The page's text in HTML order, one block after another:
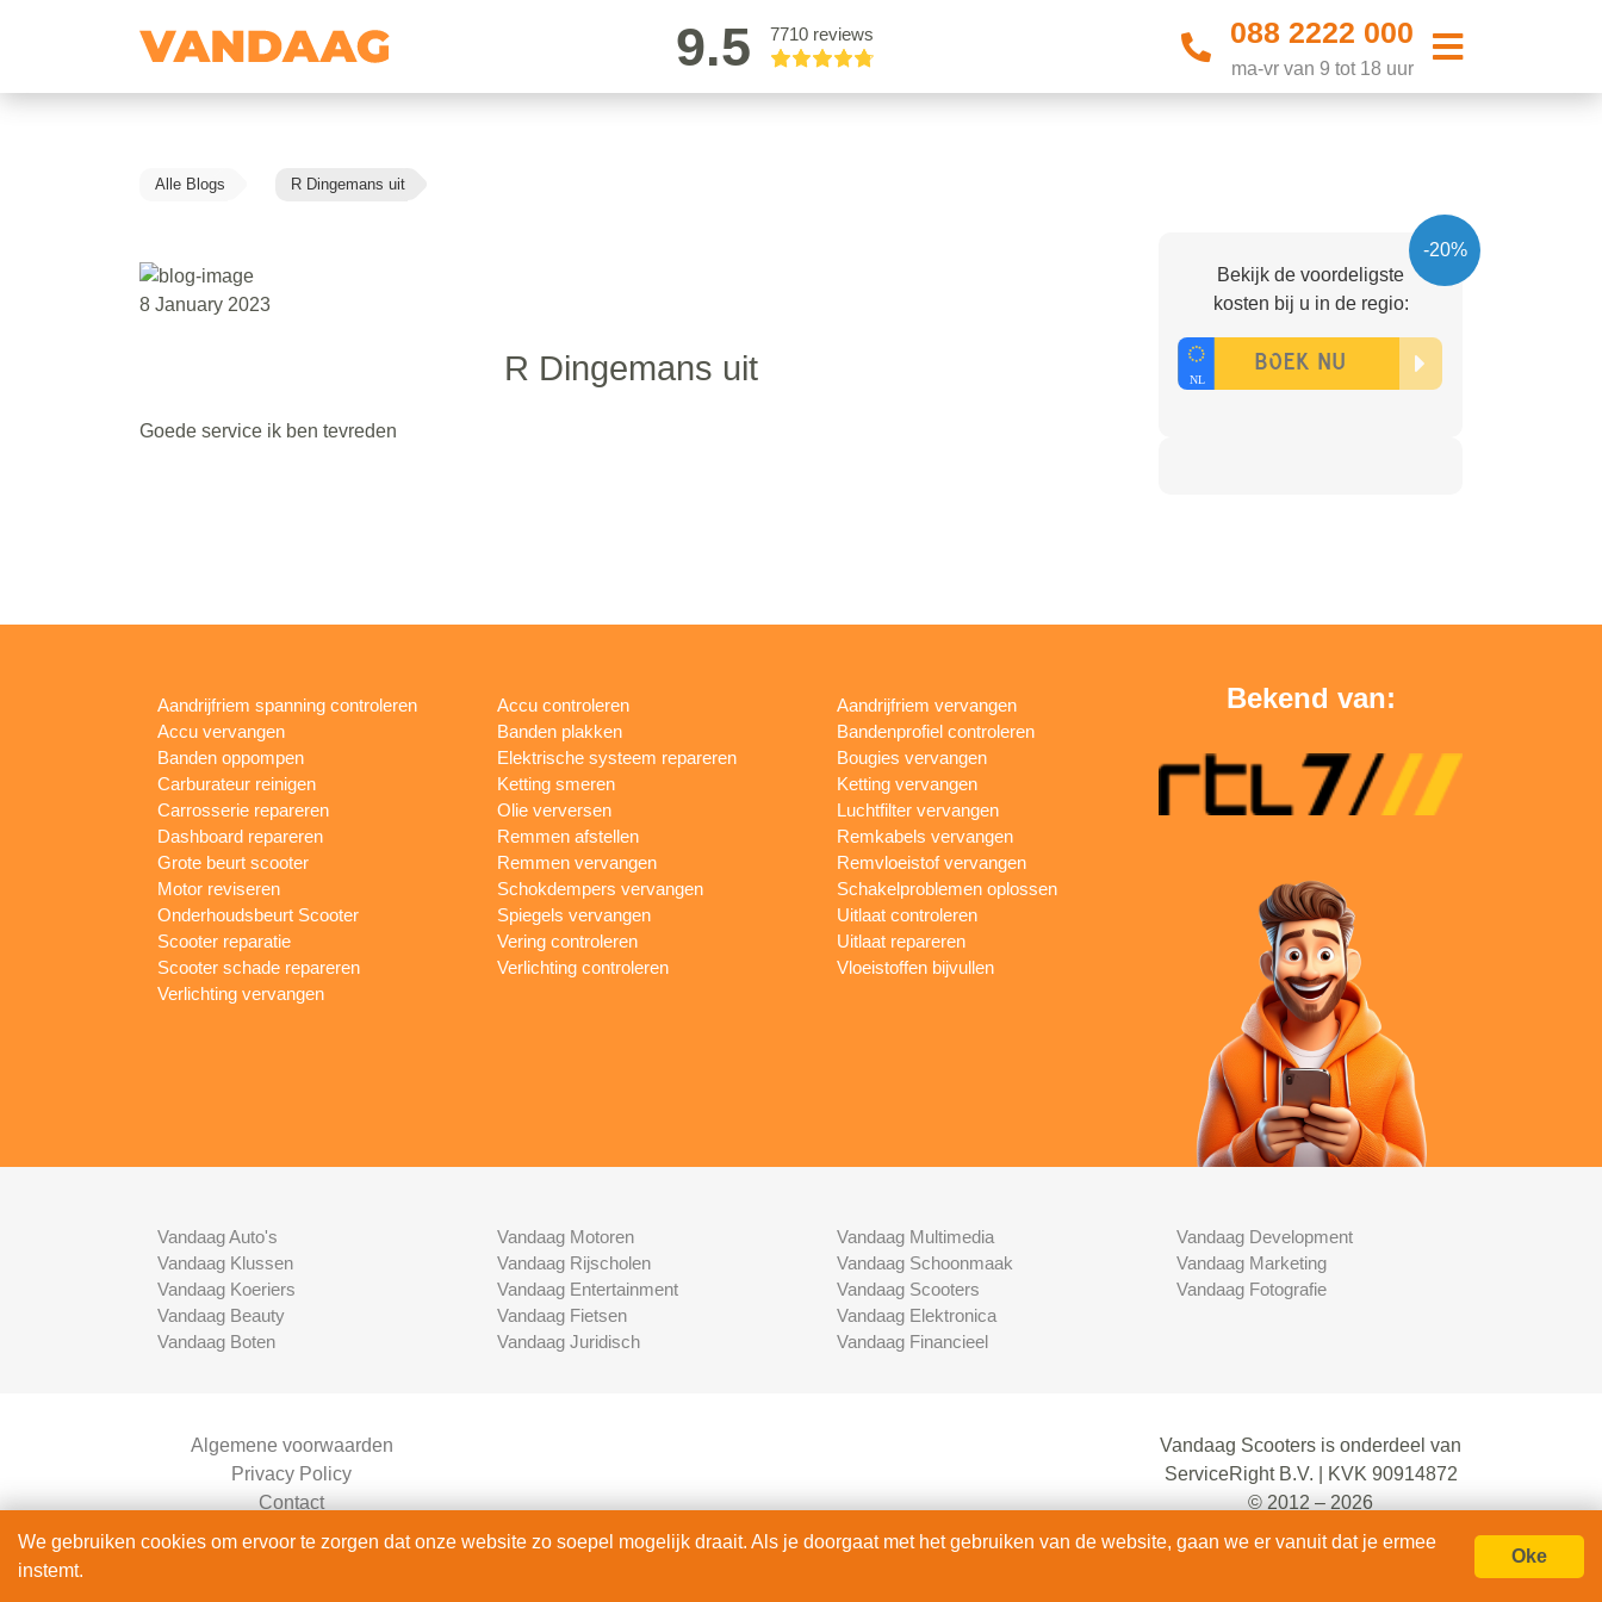
9.5 7710 reviews 088 2222 000
ma-vr van 9 tot 18 uur
Alle Blogs R Dingemans uit
8 January 2023
R Dingemans uit
Goede service ik ben tevreden
-20%
Bekijk de voordeligste
kosten bij u in de regio:
Aandrijfriem spanning controleren
Accu vervangen
Banden oppompen
Carburateur reinigen
Carrosserie repareren
Dashboard repareren
Grote beurt scooter
Motor reviseren
Onderhoudsbeurt Scooter
Scooter reparatie
Scooter schade repareren
Verlichting vervangen
Accu controleren
Banden plakken
Elektrische systeem repareren
Ketting smeren
Olie verversen
Remmen afstellen
Remmen vervangen
Schokdempers vervangen
Spiegels vervangen
Vering controleren
Verlichting controleren
Aandrijfriem vervangen
Bandenprofiel controleren
Bougies vervangen
Ketting vervangen
Luchtfilter vervangen
Remkabels vervangen
Remvloeistof vervangen
Schakelproblemen oplossen
Uitlaat controleren
Uitlaat repareren
Vloeistoffen bijvullen
Bekend van:
Vandaag Auto's
Vandaag Klussen
Vandaag Koeriers
Vandaag Beauty
Vandaag Boten
Vandaag Motoren
Vandaag Rijscholen
Vandaag Entertainment
Vandaag Fietsen
Vandaag Juridisch
Vandaag Multimedia
Vandaag Schoonmaak
Vandaag Scooters
Vandaag Elektronica
Vandaag Financieel
Vandaag Development
Vandaag Marketing
Vandaag Fotografie
Algemene voorwaarden
Privacy Policy
Contact
Bedrijven Inlog
Vandaag Scooters is onderdeel van
ServiceRight B.V. | KVK 90914872
© 2012 – 2026
alle rechten voorbehouden.
We gebruiken cookies om ervoor te zorgen dat onze website zo soepel mogelijk draait. Als je doorgaat met het gebruiken van de website, gaan we er vanuit dat je ermee
instemt.
Oke